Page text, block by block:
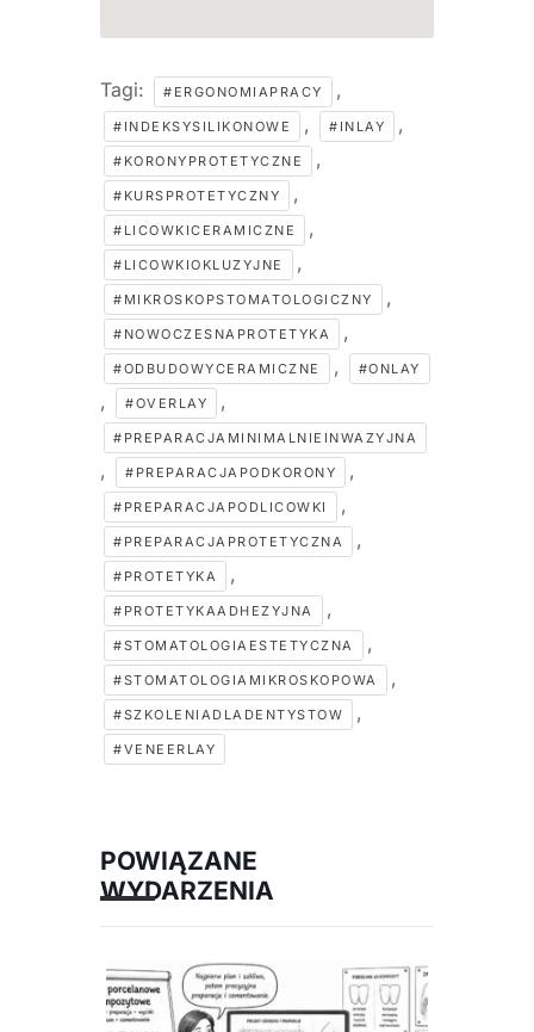
Tagi: #ERGONOMIAPRACY ,
#INDEKSYSILIKONOWE , #INLAY ,
#KORONYPROTETYCZNE ,
#KURSPROTETYCZNY ,
#LICOWKICERAMICZNE ,
#LICOWKIOKLUZYJNE ,
#MIKROSKOPSTOMATOLOGICZNY ,
#NOWOCZESNAPROTETYKA ,
#ODBUDOWYCERAMICZNE , #ONLAY
, #OVERLAY ,
#PREPARACJAMINIMALNIEINWAZYJNA
, #PREPARACJAPODKORONY ,
#PREPARACJAPODLICOWKI ,
#PREPARACJAPROTETYCZNA ,
#PROTETYKA ,
#PROTETYKAADHEZYJNA ,
#STOMATOLOGIAESTETYCZNA ,
#STOMATOLOGIAMIKROSKOPOWA ,
#SZKOLENIADLADENTYSTOW ,
#VENEERLAY
POWIĄZANE
WYDARZENIA